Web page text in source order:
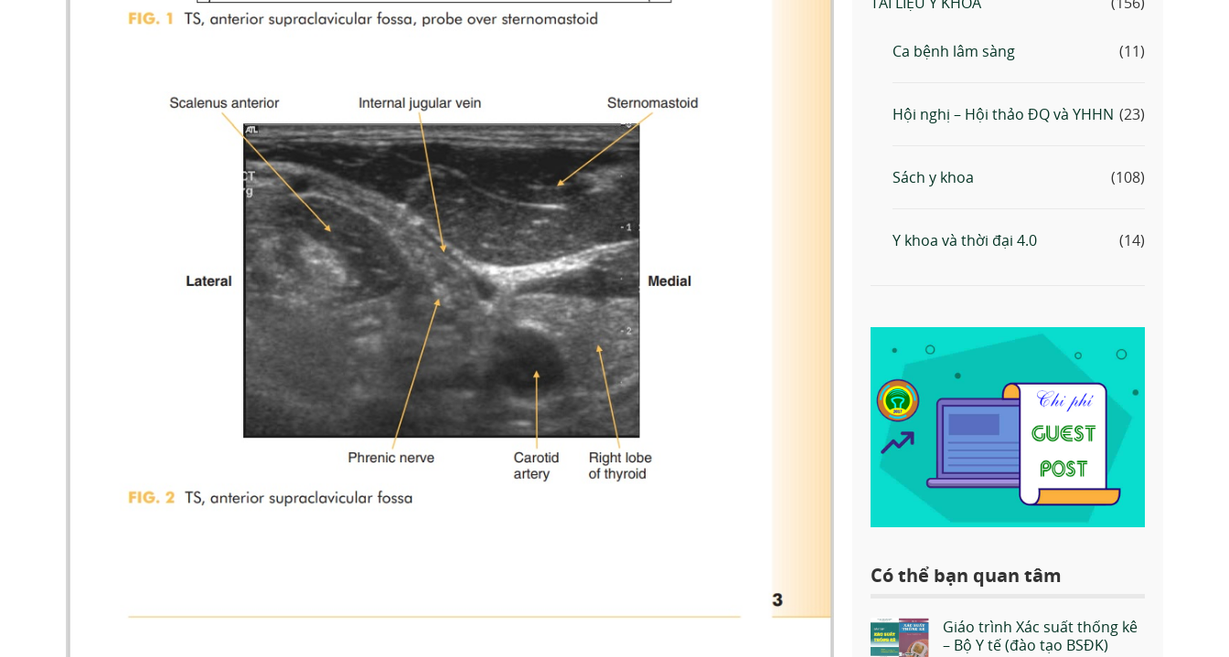
Ca bệnh lâm sàng (11)
Hội nghị – Hội thảo ĐQ và YHHN (23)
Sách y khoa (108)
Y khoa và thời đại 4.0 (14)
Có thể bạn quan tâm
Giáo trình Xác suất thống kê
– Bộ Y tế (đào tạo BSĐK)